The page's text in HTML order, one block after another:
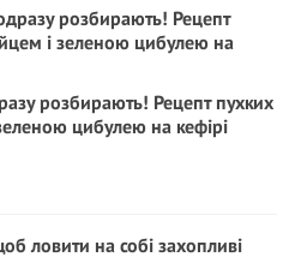
розбирають! Рецепт пухких
цибулею на кефірі